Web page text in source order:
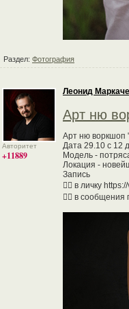
Раздел: Фотография
Авторитет
+11889
Леонид
Арт ню
Арт ню воркшоп
Дата 29.10 с 12
Модель -
Локация -
Запись
👉🏻 в личку
👉🏻 в